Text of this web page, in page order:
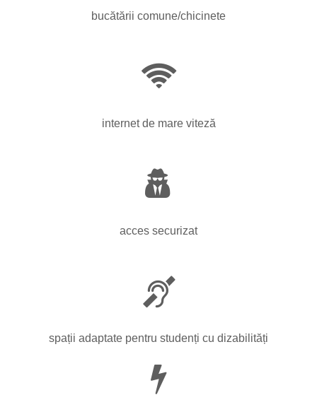
bucătării comune/chicinete
internet de mare viteză
acces securizat
spații adaptate pentru studenți cu dizabilități